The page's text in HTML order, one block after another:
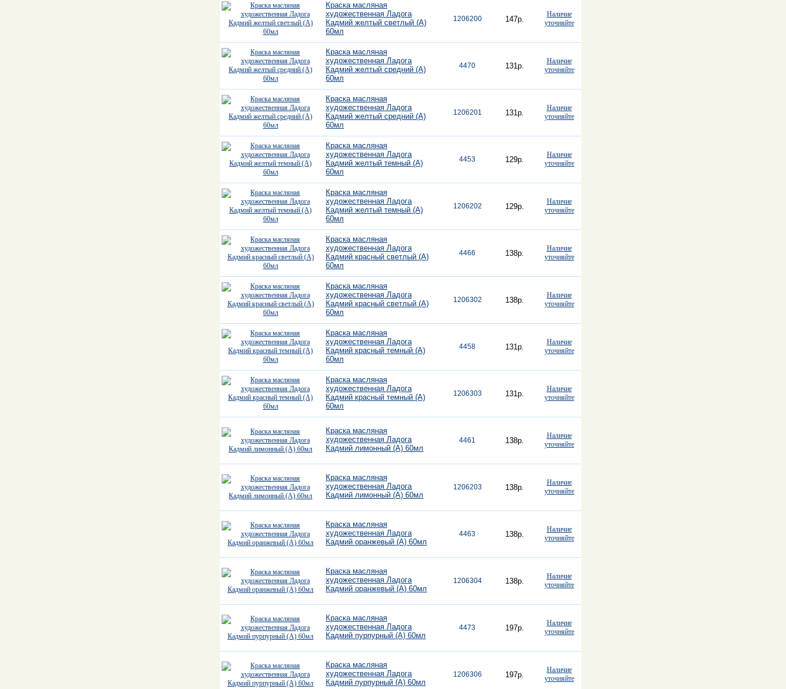
Краска масляная
художественная Ладога
Кадмий желтый светлый (А)
60мл
1206200 147р.
Наличие
уточняйте
Краска масляная
художественная Ладога
Кадмий желтый средний (А)
60мл
4470 131р.
Наличие
уточняйте
Краска масляная
художественная Ладога
Кадмий желтый средний (А)
60мл
1206201 131р.
Наличие
уточняйте
Краска масляная
художественная Ладога
Кадмий желтый темный (А)
60мл
4453 129р.
Наличие
уточняйте
Краска масляная
художественная Ладога
Кадмий желтый темный (А)
60мл
1206202 129р.
Наличие
уточняйте
Краска масляная
художественная Ладога
Кадмий красный светлый (А)
60мл
4466 138р.
Наличие
уточняйте
Краска масляная
художественная Ладога
Кадмий красный светлый (А)
60мл
1206302 138р.
Наличие
уточняйте
Краска масляная
художественная Ладога
Кадмий красный темный (А)
60мл
4458 131р.
Наличие
уточняйте
Краска масляная
художественная Ладога
Кадмий красный темный (А)
60мл
1206303 131р.
Наличие
уточняйте
Краска масляная
художественная Ладога
Кадмий лимонный (А) 60мл
4461 138р.
Наличие
уточняйте
Краска масляная
художественная Ладога
Кадмий лимонный (А) 60мл
1206203 138р.
Наличие
уточняйте
Краска масляная
художественная Ладога
Кадмий оранжевый (А) 60мл
4463 138р.
Наличие
уточняйте
Краска масляная
художественная Ладога
Кадмий оранжевый (А) 60мл
1206304 138р.
Наличие
уточняйте
Краска масляная
художественная Ладога
Кадмий пурпурный (А) 60мл
4473 197р.
Наличие
уточняйте
Краска масляная
художественная Ладога
Кадмий пурпурный (А) 60мл
1206306 197р.
Наличие
уточняйте